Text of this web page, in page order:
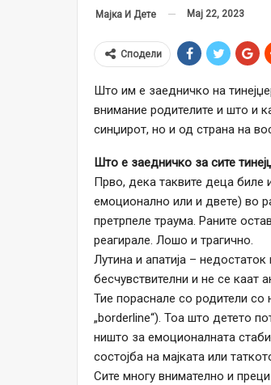
Мајка И Дете Мај 22, 2023
Сподели
Што им е заедничко на
внимание родителите и што и
синџирот, но и од страна на
Што е заедничко за сите
Прво, дека таквите деца биле
емоционално или и двете) во
претрпеле траума. Раните
реагирале. Лошо и трагично.
Лутина и апатија –
бесчувствителни и не се каат
Тие пораснале со родители со
„borderline“). Тоа што детето
ништо за емоционалната
состојба на мајката или
Сите многу внимателно и